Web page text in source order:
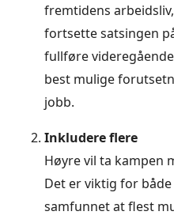
fremtidens
fortsette satsingen
fullføre
best mulige
jobb.
Inkludere flere
Høyre vil ta kampen
Det er viktig for
samfunnet at flest